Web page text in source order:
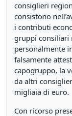
consiglieri
consistono
i contributi
gruppi consiliari
personalmente
falsamente
capogruppo, la
da altri
migliaia di euro.
Con ricorso